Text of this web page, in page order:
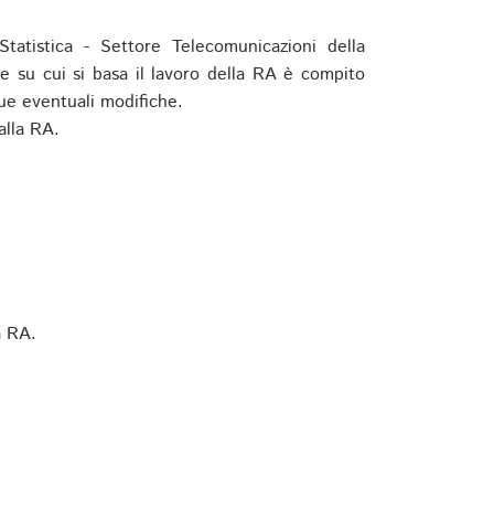
- Settore Telecomunicazioni della
su cui si basa il lavoro della RA è compito
eventuali modifiche.
RA.